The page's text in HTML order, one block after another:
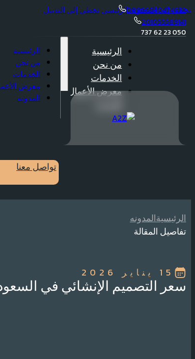
تخطي إلى المحتوى الرئيسي تخطي إلى التذييل
00966540474632
201055589141
050 23 62 737
الرئيسية
من نحن
الخدمات
معرض الأعمال
الرئيسية
من نحن
الخدمات
معرض
المدونه
تواصل معنا
الرئيسيةالمدونه
تفاصيل المقالة
15 يناير 2026
سعر التصميم الإنشائي في السعودية